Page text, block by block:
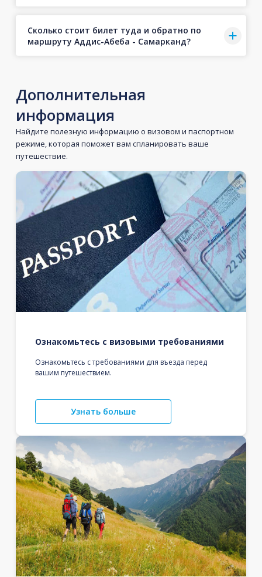
Сколько стоит билет туда и обратно по
маршруту Аддис-Абеба - Самарканд?
Дополнительная
информация
Найдите полезную информацию о визовом и паспортном
режиме, которая поможет вам спланировать ваше
путешествие.
Ознакомьтесь с визовыми требованиями
Ознакомьтесь с требованиями для въезда перед
вашим путешествием.
Узнать больше